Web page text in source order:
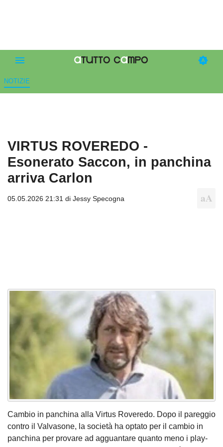
NOTIZIE
VIRTUS ROVEREDO -
Esonerato Saccon, in panchina
arriva Carlon
05.05.2026 21:31 di Jessy Specogna
Cambio in panchina alla Virtus Roveredo. Dopo il pareggio
contro il Valvasone, la società ha optato per il cambio in
panchina per provare ad agguantare quanto meno i play-